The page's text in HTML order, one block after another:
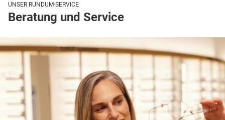
UNSER RUNDUM-SERVICE
Beratung und Service